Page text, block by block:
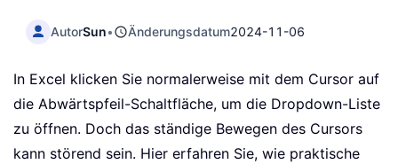
AutorSun• Änderungsdatum2024-11-06
In Excel klicken Sie normalerweise mit dem Cursor auf
die Abwärtspfeil-Schaltfläche, um die Dropdown-Liste
zu öffnen. Doch das ständige Bewegen des Cursors
kann störend sein. Hier erfahren Sie, wie praktische